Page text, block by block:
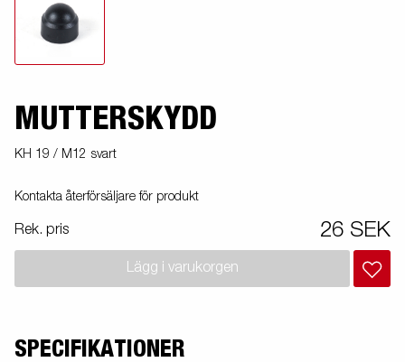
MUTTERSKYDD
KH 19 / M12 svart
Kontakta återförsäljare för produkt
Rek. pris 26 SEK
Lägg i varukorgen
SPECIFIKATIONER